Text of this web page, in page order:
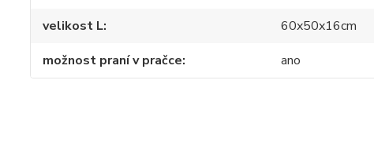
velikost L
60x50x16cm
možnost praní v pračce
ano